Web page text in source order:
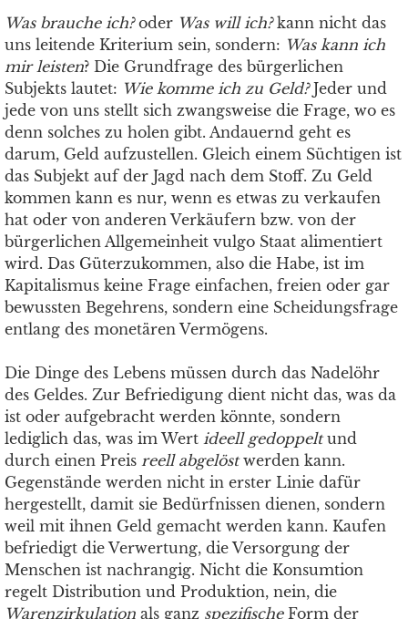
Was brauche ich?oder Was will ich?kann nicht das
uns leitende Kriterium sein, sondern: Was kann ich
mir leisten? Die Grundfrage des bürgerlichen
Subjekts lautet: Wie komme ich zu Geld?Jeder und
jede von uns stellt sich zwangsweise die Frage, wo es
denn solches zu holen gibt. Andauernd geht es
darum, Geld aufzustellen. Gleich einem Süchtigen ist
das Subjekt auf der Jagd nach dem Stoff. Zu Geld
kommen kann es nur, wenn es etwas zu verkaufen
hat oder von anderen Verkäufern bzw. von der
bürgerlichen Allgemeinheit vulgo Staat alimentiert
wird. Das Güterzukommen, also die Habe, ist im
Kapitalismus keine Frage einfachen, freien oder gar
bewussten Begehrens, sondern eine Scheidungsfrage
entlang des monetären Vermögens.
Die Dinge des Lebens müssen durch das Nadelöhr
des Geldes. Zur Befriedigung dient nicht das, was da
ist oder aufgebracht werden könnte, sondern
lediglich das, was im Wert ideell gedoppeltund
durch einen Preis reell abgelöstwerden kann.
Gegenstände werden nicht in erster Linie dafür
hergestellt, damit sie Bedürfnissen dienen, sondern
weil mit ihnen Geld gemacht werden kann. Kaufen
befriedigt die Verwertung, die Versorgung der
Menschen ist nachrangig. Nicht die Konsumtion
regelt Distribution und Produktion, nein, die
Warenzirkulation als ganz spezifischeForm der